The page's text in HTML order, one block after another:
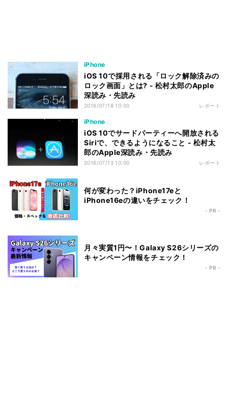
iPhone
iOS 10で採用される「ロック解除済みの
ロック画面」とは? - 松村太郎のApple
深読み・先読み
2016/07/18 10:00 レポート
iPhone
iOS 10でサードパーティーへ開放される
Siriで、できるようになること - 松村太
郎のApple深読み・先読み
2016/07/13 10:00 レポート
何が変わった？iPhone17eと
iPhone16eの違いをチェック！
- PR -
月々実質1円〜！Galaxy S26シリーズの
キャンペーン情報をチェック！
- PR -